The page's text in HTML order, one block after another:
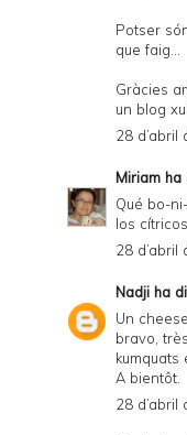
Potser
que faig...
Gràcies
un blog
28 d’abril
Miriam ha
Qué bo-
los
28 d’abril
Nadji ha
Un
bravo,
kumquats
A bientôt.
28 d’abril